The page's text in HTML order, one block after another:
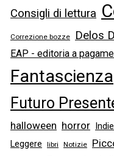
Consigli di lettura
Correzione bozze Delos
EAP - editoria a
Fantascienza
Futuro
halloween horror
Leggere libri Notizie